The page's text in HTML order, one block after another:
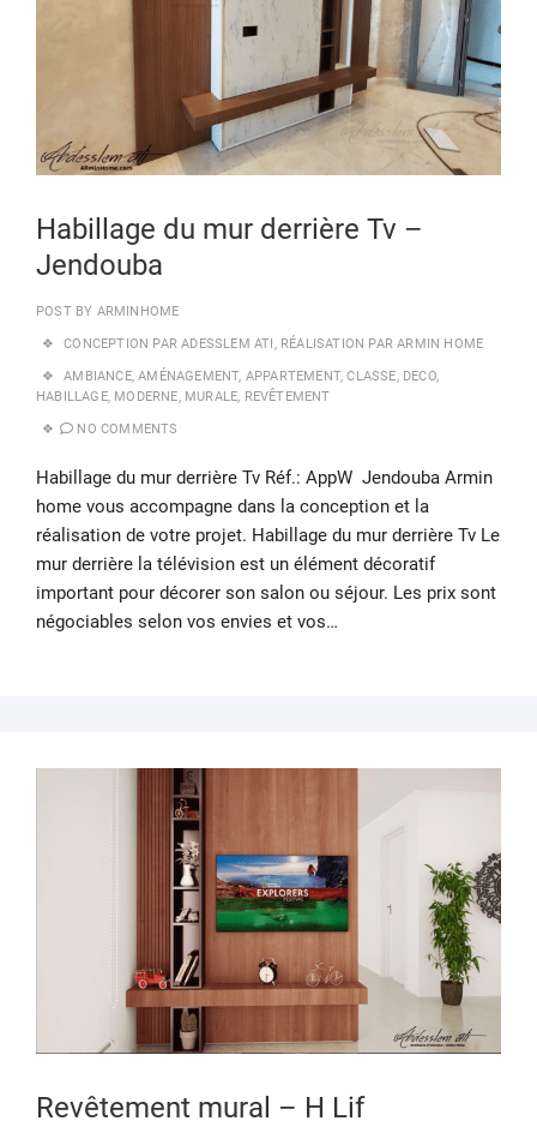
Habillage du mur derrière Tv –
Jendouba
POST BY ARMINHOME
CONCEPTION PAR ADESSLEM ATI , RÉALISATION PAR ARMIN HOME
AMBIANCE,AMÉNAGEMENT, APPARTEMENT,CLASSE, DECO,
HABILLAGE, MODERNE, MURALE, REVÊTEMENT
NO COMMENTS
Habillage du mur derrière Tv Réf.: AppW Jendouba Armin
home vous accompagne dans la conception et la
réalisation de votre projet. Habillage du mur derrière Tv Le
mur derrière la télévision est un élément décoratif
important pour décorer son salon ou séjour. Les prix sont
négociables selon vos envies et vos…
Revêtement mural – H Lif